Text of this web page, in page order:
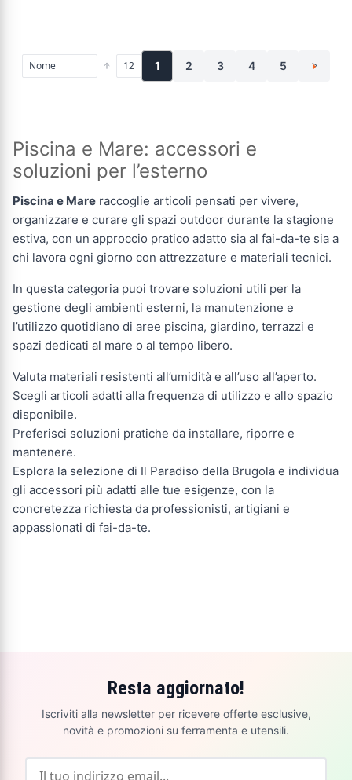
1 2 3 4 5 >
Piscina e Mare: accessori e
soluzioni per l’esterno
Piscina e Mare raccoglie articoli pensati per vivere,
organizzare e curare gli spazi outdoor durante la stagione
estiva, con un approccio pratico adatto sia al fai-da-te sia a
chi lavora ogni giorno con attrezzature e materiali tecnici.
In questa categoria puoi trovare soluzioni utili per la
gestione degli ambienti esterni, la manutenzione e
l’utilizzo quotidiano di aree piscina, giardino, terrazzi e
spazi dedicati al mare o al tempo libero.
Valuta materiali resistenti all’umidità e all’uso all’aperto.
Scegli articoli adatti alla frequenza di utilizzo e allo spazio
disponibile.
Preferisci soluzioni pratiche da installare, riporre e
mantenere.
Esplora la selezione di Il Paradiso della Brugola e individua
gli accessori più adatti alle tue esigenze, con la
concretezza richiesta da professionisti, artigiani e
appassionati di fai-da-te.
Resta aggiornato!
Iscriviti alla newsletter per ricevere offerte esclusive,
novità e promozioni su ferramenta e utensili.